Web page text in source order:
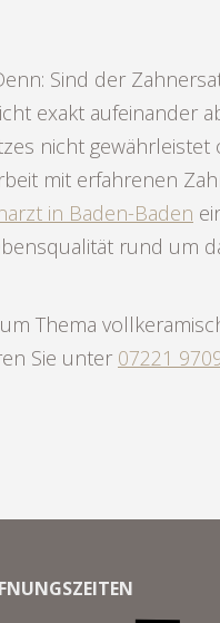
in Baden-Baden
rund um
Thema
Sie unter 07221